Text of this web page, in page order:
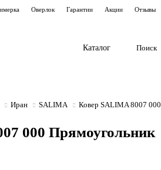
Оверлок Гарантии Акции Отзывы
Каталог
Иран SALIMA Ковер SALIMA 8007
000 Прямоугольник